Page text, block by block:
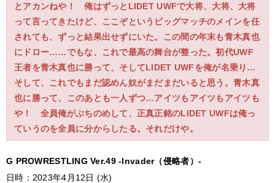
とアカンねや！ 俺はずっとLIDET UWFで大将、大将、大将
って言ってきたけど、ここぞというビッグマッチのメインを任
されても、ずっと結果出せずにいた。この間の年末も青木真也
にドロー……でもな、これで最高の舞台が整った。初代UWF
王者を青木真也に勝って、そしてLIDET UWFを俺が名乗り…
そして、これでもまだ認めん奴がまだまだいると思う。青木真
也に勝って、このあとも一人ずつ…アイツもアイツもアイツも
や！ 全員俺がぶちのめして、正真正銘のLIDET UWFは俺っ
ていうのを全員に分からしたる。それだけや。
G PROWRESTLING Ver.49 -Invader（侵略者）-
日時：2023年4月12日 (水)